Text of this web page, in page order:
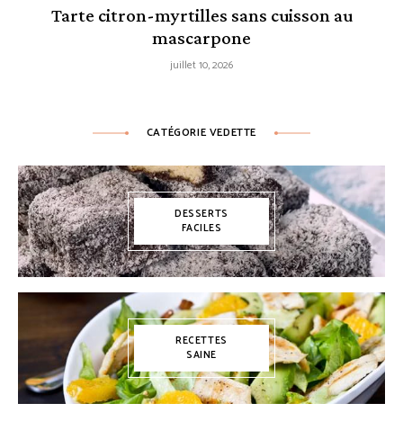
Tarte citron-myrtilles sans cuisson au
mascarpone
juillet 10, 2026
CATÉGORIE VEDETTE
DESSERTS
FACILES
RECETTES
SAINE